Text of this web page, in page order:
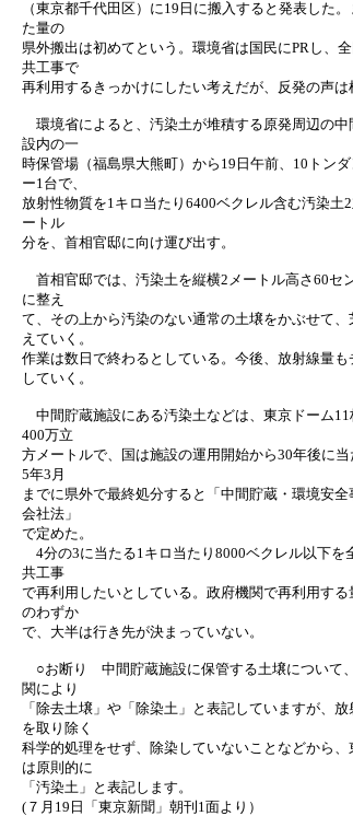
（東京都千代田区）に19日に搬入すると発表した。
た量の
県外搬出は初めてという。環境省は国民にPRし、
共工事で
再利用するきっかけにしたい考えだが、反発の声は
環境省によると、汚染土が堆積する原発周辺の中
設内の一
時保管場（福島県大熊町）から19日午前、10トンダ
ー1台で、
放射性物質を1キロ当たり6400ベクレル含む汚染土
ートル
分を、首相官邸に向け運び出す。
首相官邸では、汚染土を縦横2メートル高さ60セ
に整え
て、その上から汚染のない通常の土壌をかぶせて、
えていく。
作業は数日で終わるとしている。今後、放射線量も
していく。
中間貯蔵施設にある汚染土などは、東京ドーム11
400万立
方メートルで、国は施設の運用開始から30年後に当
5年3月
までに県外で最終処分すると「中間貯蔵・環境安全
会社法」
で定めた。
4分の3に当たる1キロ当たり8000ベクレル以下を
共工事
で再利用したいとしている。政府機関で再利用する
のわずか
で、大半は行き先が決まっていない。
○お断り 中間貯蔵施設に保管する土壌について
関により
「除去土壌」や「除染土」と表記していますが、
を取り除く
科学的処理をせず、除染していないことなどから、
は原則的に
「汚染土」と表記します。
(７月19日「東京新聞」朝刊1面より）